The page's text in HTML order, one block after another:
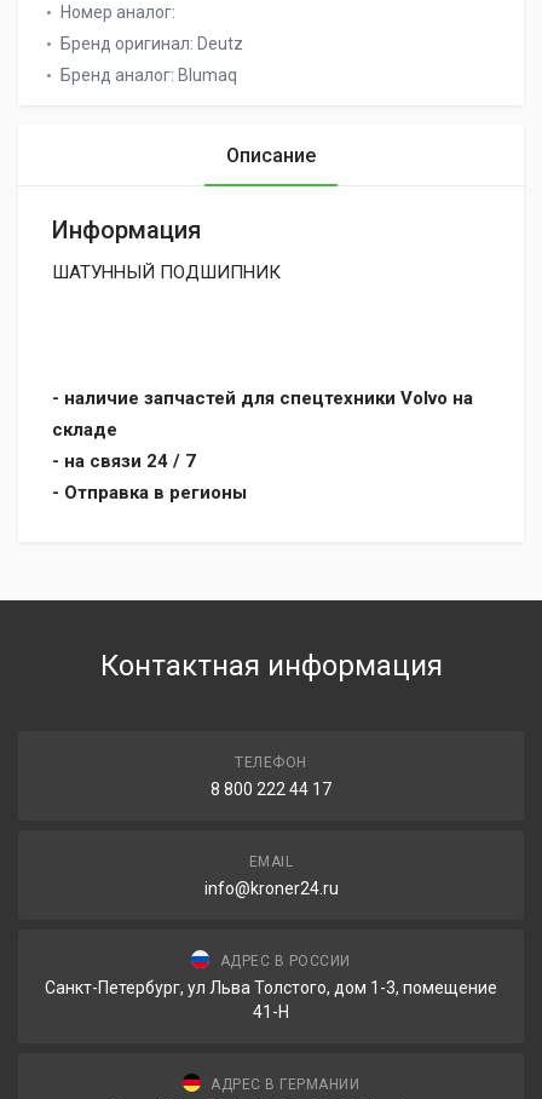
Номер аналог:
Бренд оригинал: Deutz
Бренд аналог: Blumaq
Описание
Информация
ШАТУННЫЙ ПОДШИПНИК
- наличие запчастей для спецтехники Volvo на
складе
- на связи 24 / 7
- Отправка в регионы
Контактная информация
ТЕЛЕФОН
8 800 222 44 17
EMAIL
info@kroner24.ru
АДРЕС В РОССИИ
Санкт-Петербург, ул Льва Толстого, дом 1-3, помещение
41-Н
АДРЕС В ГЕРМАНИИ